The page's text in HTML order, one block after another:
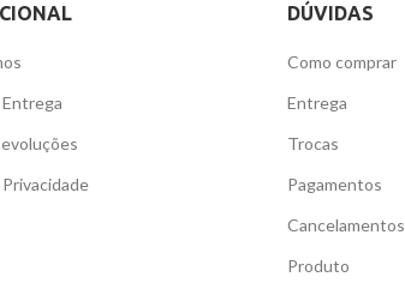
DÚVIDAS
Como comprar
Entrega
Trocas
Pagamentos
Cancelamentos
Produto